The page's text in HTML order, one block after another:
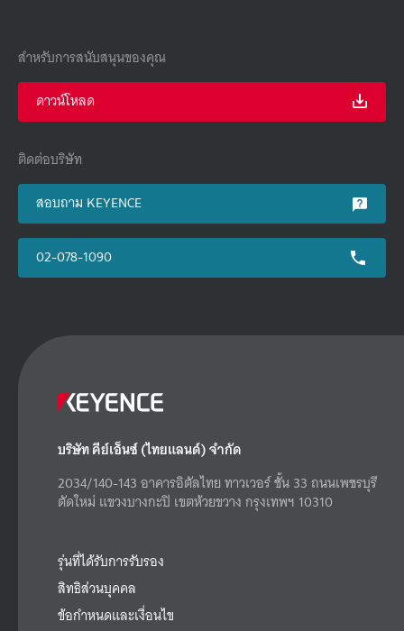
สำหรับการสนับสนุนของคุณ
ดาวน์โหลด
ติดต่อบริษัท
สอบถาม KEYENCE
02-078-1090
บริษัท คีย์เอ็นซ์ (ไทยแลนด์) จำกัด
2034/140-143 อาคารอิตัลไทย ทาวเวอร์ ชั้น 33 ถนนเพชรบุรี
ตัดใหม่ แขวงบางกะปิ เขตห้วยขวาง กรุงเทพฯ 10310
รุ่นที่ได้รับการรับรอง
สิทธิส่วนบุคคล
ข้อกำหนดและเงื่อนไข